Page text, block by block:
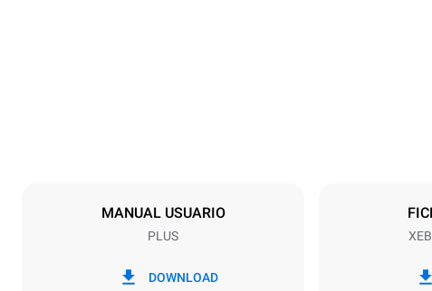
220-240V 1N~
MANUAL USUARIO
PLUS
DOWNLOAD